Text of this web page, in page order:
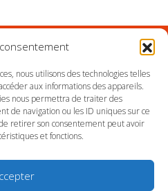
nous utilisons des technologies telles
aux informations des appareils.
nous permettra de traiter des
de navigation ou les ID uniques sur ce
retirer son consentement peut avoir
et fonctions.
du Pays Basque sur les